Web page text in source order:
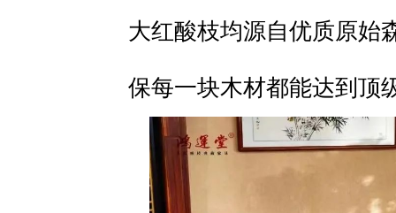
大红酸枝均源自优质原始
保每一块木材都能达到顶